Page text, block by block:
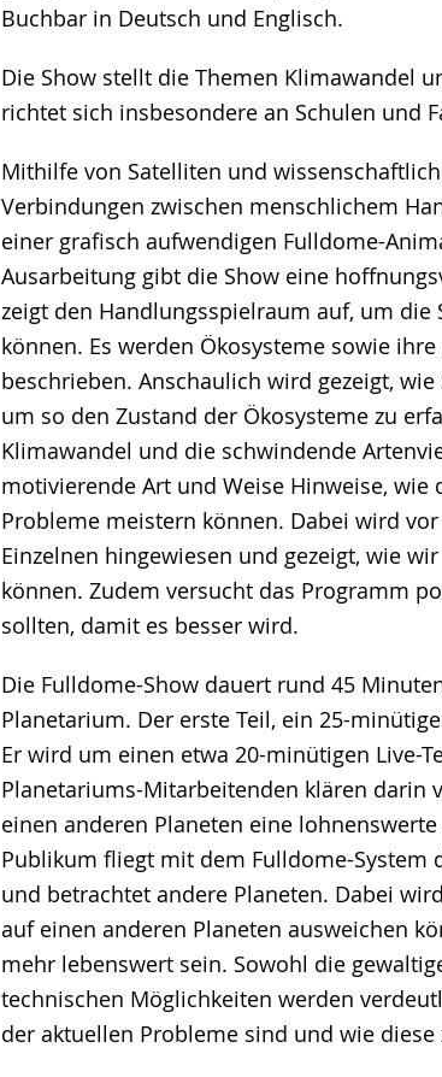
Buchbar in Deutsch und Englisch.
Die Show stellt die Themen Klimawandel
richtet sich insbesondere an Schulen und
Mithilfe von Satelliten und
Verbindungen zwischen menschlichem
einer grafisch aufwendigen Fulldome-
Ausarbeitung gibt die Show eine
zeigt den Handlungsspielraum auf, um die
können. Es werden Ökosysteme sowie
beschrieben. Anschaulich wird gezeigt,
um so den Zustand der Ökosysteme zu
Klimawandel und die schwindende
motivierende Art und Weise Hinweise,
Probleme meistern können. Dabei wird
Einzelnen hingewiesen und gezeigt, wie
können. Zudem versucht das Programm
sollten, damit es besser wird.
Die Fulldome-Show dauert rund 45
Planetarium. Der erste Teil, ein 25-
Er wird um einen etwa 20-minütigen Live-
Planetariums-Mitarbeitenden klären darin
einen anderen Planeten eine
Publikum fliegt mit dem Fulldome-System
und betrachtet andere Planeten. Dabei
auf einen anderen Planeten ausweichen
mehr lebenswert sein. Sowohl die
technischen Möglichkeiten werden
der aktuellen Probleme sind und wie